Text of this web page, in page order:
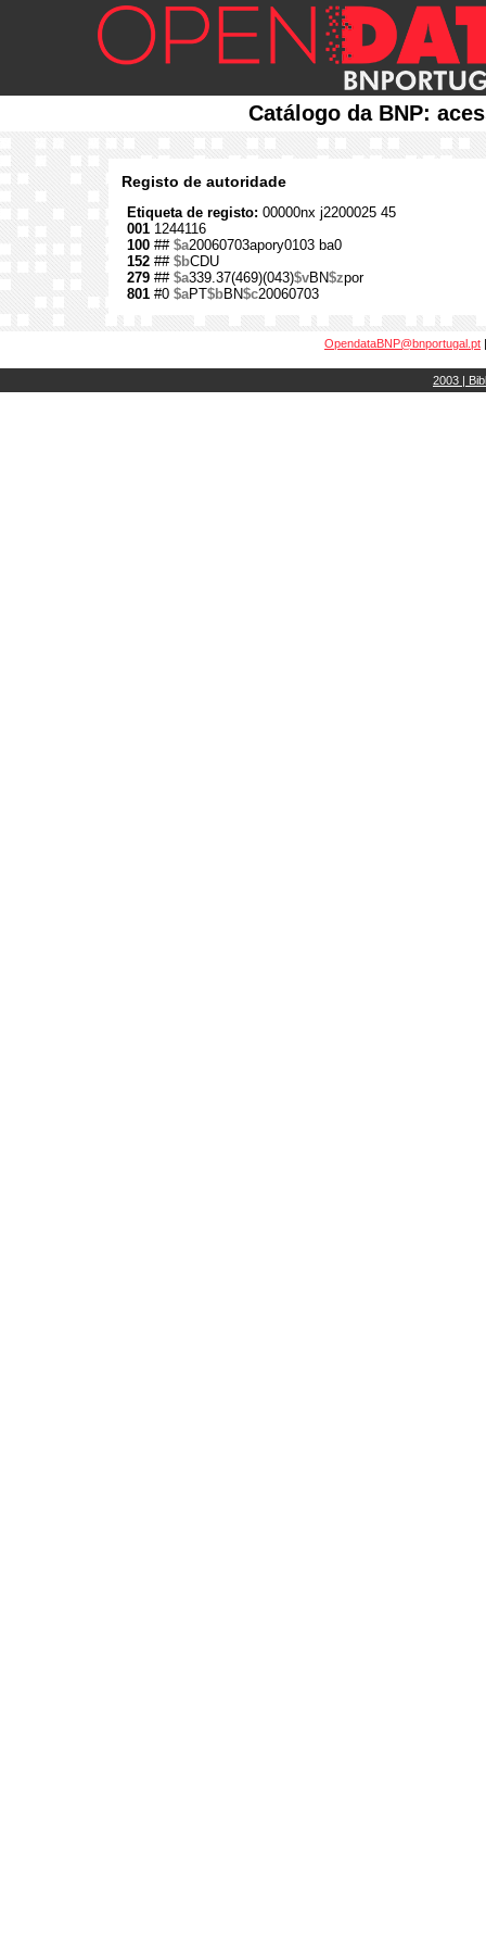
Catálogo da BNP:
Registo de autoridade
Etiqueta de registo: 00000nx j2200025 45
001 1244116
100 ## $a20060703apory0103 ba0
152 ## $bCDU
279 ## $a339.37(469)(043)$vBN$zpor
801 #0 $aPT$bBN$c20060703
OpendataBNP@bnportugal.pt
2003 |